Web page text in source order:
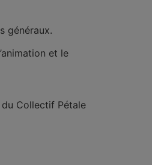
généraux.
et le
Collectif Pétale